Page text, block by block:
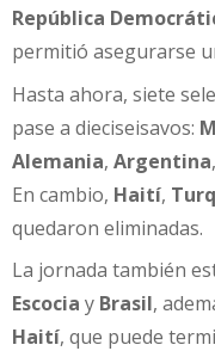
República
permitió asegurarse
Hasta ahora, siete
pase a dieciseisavos:
Alemania, Argentina,
En cambio, Haití,
quedaron eliminadas.
La jornada también
Escocia y Brasil,
Haití, que puede